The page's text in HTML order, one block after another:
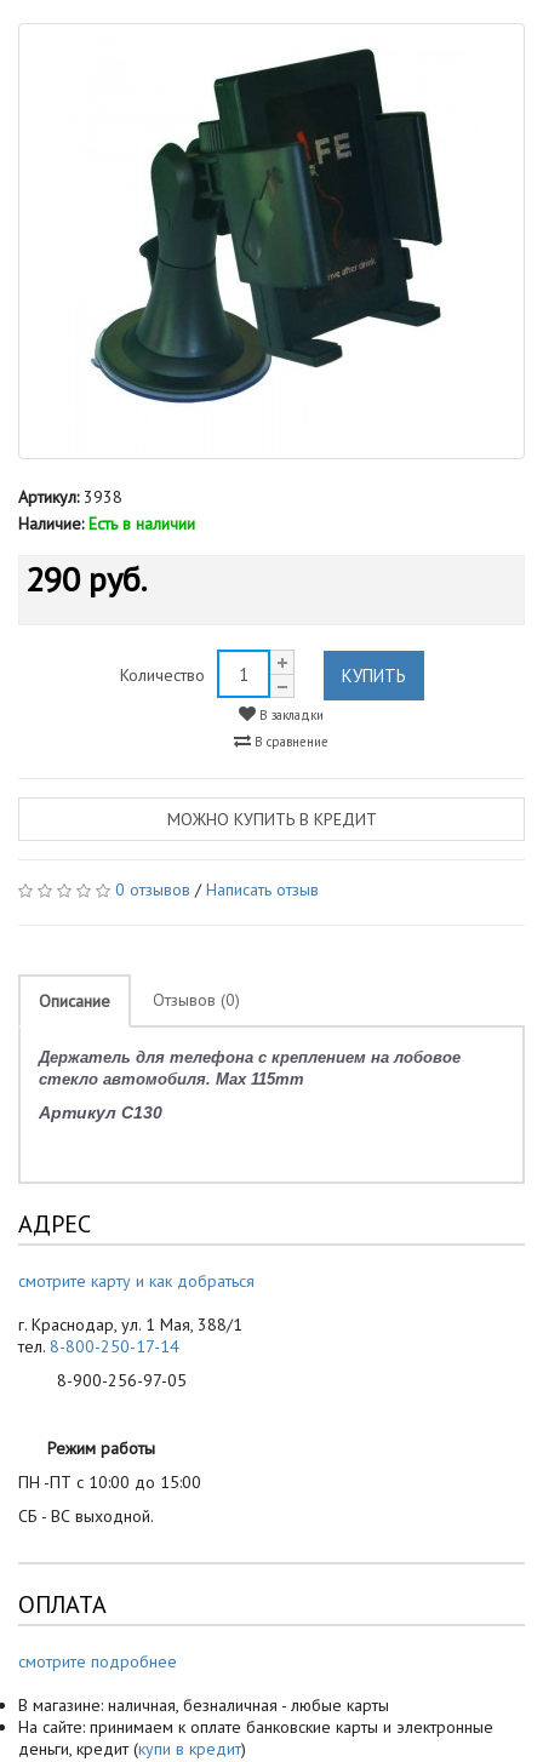
Артикул:3938
Наличие: Есть в наличии
290 руб.
Количество КУПИТЬ
В закладки
В сравнение
МОЖНО КУПИТЬ В КРЕДИТ
0 отзывов /Написать отзыв
Описание Отзывов (0)
Держатель для телефона с креплением на лобовое
стекло автомобиля. Max 115mm
Артикул C130
АДРЕС
смотрите карту и как добраться
г. Краснодар, ул. 1 Мая, 388/1
тел. 8-800-250-17-14
8-900-256-97-05
Режим работы
ПН -ПТ с 10:00 до 15:00
СБ - ВС выходной.
ОПЛАТА
смотрите подробнее
В магазине: наличная, безналичная - любые карты
На сайте: принимаем к оплате банковские карты и электронные
деньги, кредит (купи в кредит)